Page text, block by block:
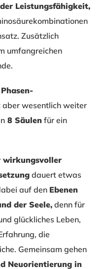
Leistungsfähigkeit,
Zusätzlich
umfangreichen
aber wesentlich weiter
8 Säulen für ein
wirkungsvoller
dauert etwas
auf den Ebenen
der Seele, denn für
glückliches Leben,
die
Gemeinsam gehen
Neuorientierung in